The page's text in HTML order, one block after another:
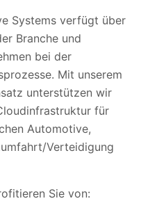
Systems verfügt über
Branche und
bei der
Mit unserem
unterstützen wir
für
Automotive,
Verteidigung
Sie von: